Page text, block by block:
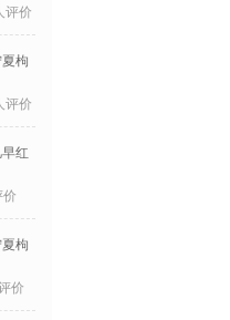
喝
袋
评价
枸
中
喝
袋
评价
红
盒
高
盒
价
枸
锁
立
价